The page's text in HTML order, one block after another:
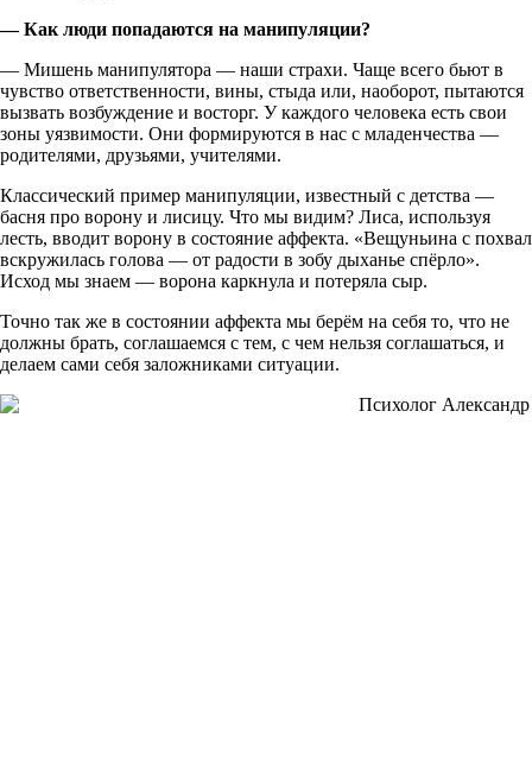
— Как люди попадаются на манипуляции?
— Мишень манипулятора — наши страхи. Чаще всего бьют в
чувство ответственности, вины, стыда или, наоборот, пытаются
вызвать возбуждение и восторг. У каждого человека есть свои
зоны уязвимости. Они формируются в нас с младенчества —
родителями, друзьями, учителями.
Классический пример манипуляции, известный с детства —
басня про ворону и лисицу. Что мы видим? Лиса, используя
лесть, вводит ворону в состояние аффекта. «Вещуньина с похвал
вскружилась голова — от радости в зобу дыханье спёрло».
Исход мы знаем — ворона каркнула и потеряла сыр.
Точно так же в состоянии аффекта мы берём на себя то, что не
должны брать, соглашаемся с тем, с чем нельзя соглашаться, и
делаем сами себя заложниками ситуации.